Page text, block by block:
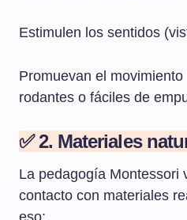
Estimulen los sentidos
Promuevan el
rodantes o fáciles de
✅ 2. Materiales
La pedagogía Montessori
contacto con materiales
eso: